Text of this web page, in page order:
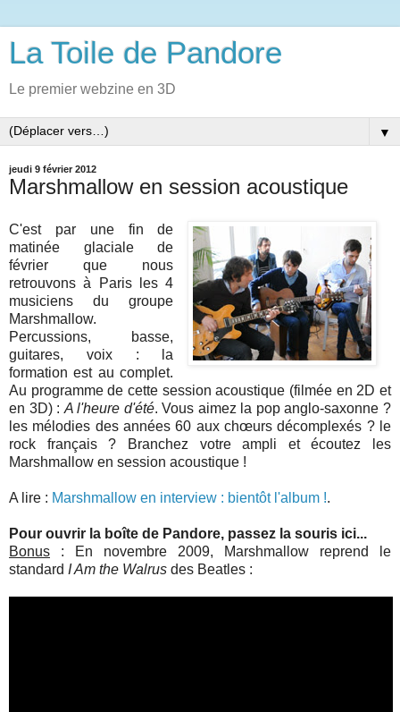
La Toile de Pandore
Le premier webzine en 3D
▼
jeudi 9 février 2012
Marshmallow en session acoustique
C'est par une fin de
matinée glaciale de
février que nous
retrouvons à Paris les 4
musiciens du groupe
Marshmallow.
Percussions, basse,
guitares, voix : la
formation est au complet.
Au programme de cette session acoustique (filmée en 2D et
en 3D) : A l'heure d'été. Vous aimez la pop anglo-saxonne ?
les mélodies des années 60 aux chœurs décomplexés ? le
rock français ? Branchez votre ampli et écoutez les
Marshmallow en session acoustique !
A lire : Marshmallow en interview : bientôt l'album !.
Pour ouvrir la boîte de Pandore, passez la souris ici...
Bonus : En novembre 2009, Marshmallow reprend le
standard I Am the Walrus des Beatles :